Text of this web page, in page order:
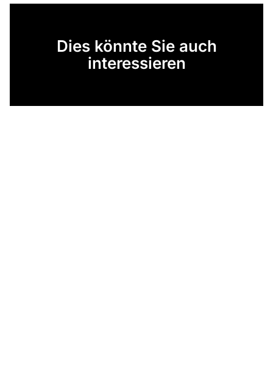
Dies könnte Sie auch
interessieren